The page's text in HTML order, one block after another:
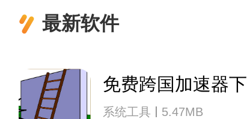
最新软件
免费跨国加速器
系统工具 5.47MB